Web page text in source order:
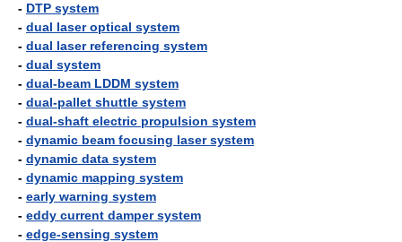
- DTP system
- dual laser optical system
- dual laser referencing system
- dual system
- dual-beam LDDM system
- dual-pallet shuttle system
- dual-shaft electric propulsion system
- dynamic beam focusing laser system
- dynamic data system
- dynamic mapping system
- early warning system
- eddy current damper system
- edge-sensing system